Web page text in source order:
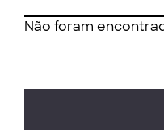
Não foram